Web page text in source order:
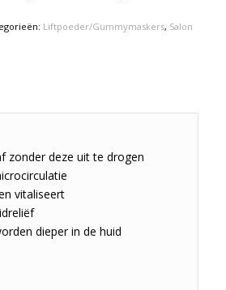
Liftpoeder/Gummymaskers, Salon
zonder deze uit te drogen
vitaliseert
dieper in de huid